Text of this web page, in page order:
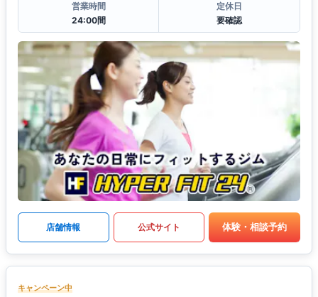
営業時間
24:00間
定休日
要確認
店舗情報 公式サイト 体験・相談予約
キャンペーン中